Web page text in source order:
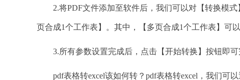
2.将PDF文件添加至软件后，我们可以对【转换模式
页合成1个工作表】。其中，【多页合成1个工作表】可
3.所有参数设置完成后，点击【开始转换】按钮即可
pdf表格转excel该如何转？pdf表格转excel，我们可